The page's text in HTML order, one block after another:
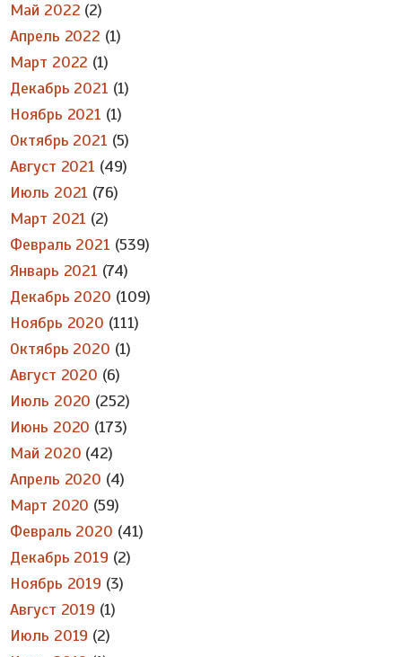
Май 2022 (2)
Апрель 2022 (1)
Март 2022 (1)
Декабрь 2021 (1)
Ноябрь 2021 (1)
Октябрь 2021 (5)
Август 2021 (49)
Июль 2021 (76)
Март 2021 (2)
Февраль 2021 (539)
Январь 2021 (74)
Декабрь 2020 (109)
Ноябрь 2020 (111)
Октябрь 2020 (1)
Август 2020 (6)
Июль 2020 (252)
Июнь 2020 (173)
Май 2020 (42)
Апрель 2020 (4)
Март 2020 (59)
Февраль 2020 (41)
Декабрь 2019 (2)
Ноябрь 2019 (3)
Август 2019 (1)
Июль 2019 (2)